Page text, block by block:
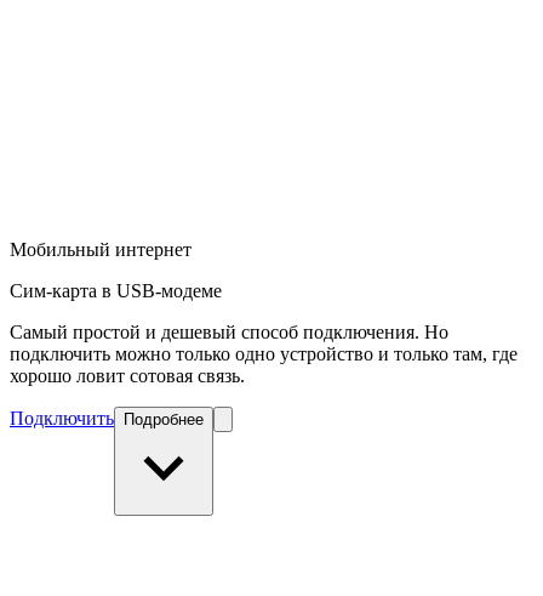
Мобильный интернет
Сим-карта в USB-модеме
Самый простой и дешевый способ подключения. Но
подключить можно только одно устройство и только там, где
хорошо ловит сотовая связь.
Подключить Подробнее